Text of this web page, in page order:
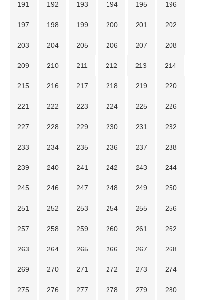
191 192 193 194 195 196
197 198 199 200 201 202
203 204 205 206 207 208
209 210 211 212 213 214
215 216 217 218 219 220
221 222 223 224 225 226
227 228 229 230 231 232
233 234 235 236 237 238
239 240 241 242 243 244
245 246 247 248 249 250
251 252 253 254 255 256
257 258 259 260 261 262
263 264 265 266 267 268
269 270 271 272 273 274
275 276 277 278 279 280